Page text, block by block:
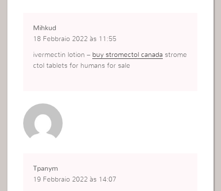
Mihkud
18 Febbraio 2022 às 11:55
ivermectin lotion – buy stromectol canada strome
ctol tablets for humans for sale
Tpanym
19 Febbraio 2022 às 14:07